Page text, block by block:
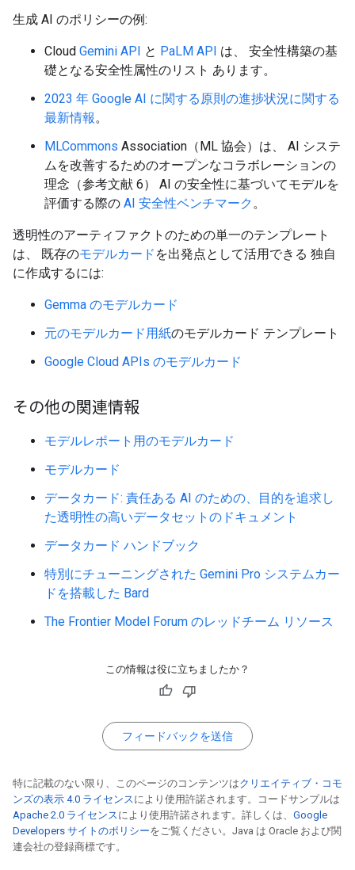
生成 AI のポリシーの例:
Cloud Gemini API と PaLM API は、 安全性構築の基
礎となる安全性属性のリスト あります。
2023 年 Google AI に関する原則の進捗状況に関する
最新情報。
MLCommons Association（ML 協会）は、 AI システ
ムを改善するためのオープンなコラボレーションの
理念（参考文献 6） AI の安全性に基づいてモデルを
評価する際の AI 安全性ベンチマーク。
透明性のアーティファクトのための単一のテンプレート
は、 既存のモデルカード を出発点として活用できる 独自
に作成するには:
Gemma のモデルカード
元のモデルカード用紙のモデルカード テンプレート
Google Cloud APIs のモデルカード
その他の関連情報
モデルレポート用のモデルカード
モデルカード
データカード: 責任ある AI のための、目的を追求し
た透明性の高いデータセットのドキュメント
データカード ハンドブック
特別にチューニングされた Gemini Pro システムカー
ドを搭載した Bard
The Frontier Model Forum のレッドチーム リソース
この情報は役に立ちましたか？
フィードバックを送信
特に記載のない限り、このページのコンテンツはクリエイティブ・コモ
ンズの表示 4.0 ライセンスにより使用許諾されます。コードサンプルは
Apache 2.0 ライセンスにより使用許諾されます。詳しくは、 Google
Developers サイトのポリシーをご覧ください。Java は Oracle および関
連会社の登録商標です。